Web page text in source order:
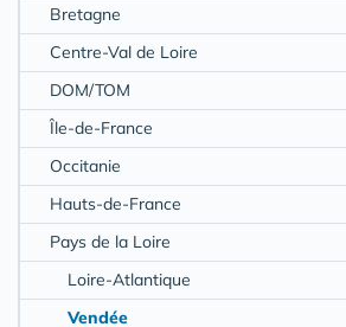
Bretagne
Centre-Val de Loire
DOM/TOM
Île-de-France
Occitanie
Hauts-de-France
Pays de la Loire
Loire-Atlantique
Vendée